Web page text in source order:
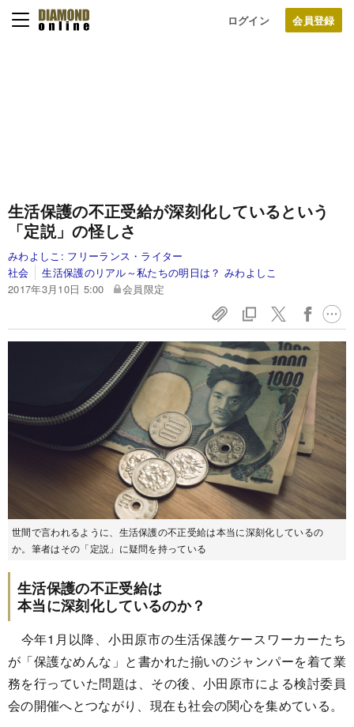
ログイン
生活保護の不正受給が深刻化しているという
「定説」の怪しさ
みわよしこ: フリーランス・ライター
社会
生活保護のリアル～私たちの明日は？ みわよしこ
2017年3月10日 5:00
会員限定
世間で言われるように、生活保護の不正受給は本当に深刻化しているの
か。筆者はその「定説」に疑問を持っている
生活保護の不正受給は
本当に深刻化しているのか？
今年1月以降、小田原市の生活保護ケースワーカーたち
が「保護なめんな」と書かれた揃いのジャンパーを着て業
務を行っていた問題は、その後、小田原市による検討委員
会の開催へとつながり、現在も社会の関心を集めている。